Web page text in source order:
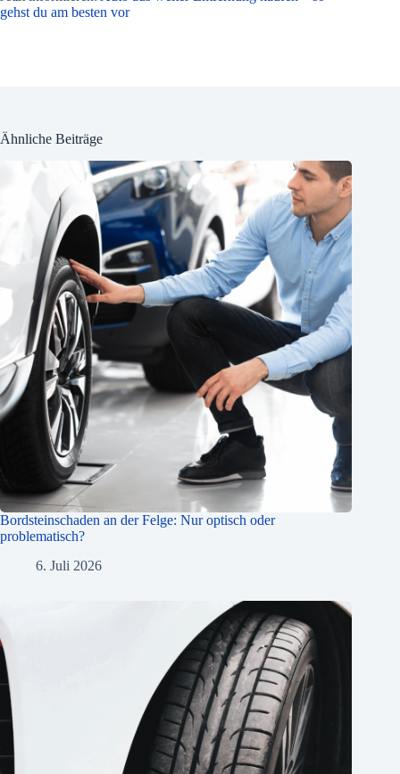
gehst du am besten vor
Ähnliche Beiträge
Bordsteinschaden an der Felge: Nur optisch oder
problematisch?
6. Juli 2026